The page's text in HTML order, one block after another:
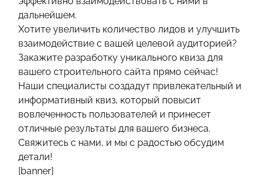
дальнейшем.
Хотите увеличить количество лидов и улучшить
взаимодействие с вашей целевой аудиторией?
Закажите разработку уникального квиза для
вашего строительного сайта прямо сейчас!
Наши специалисты создадут привлекательный и
информативный квиз, который повысит
вовлеченность пользователей и принесет
отличные результаты для вашего бизнеса.
Свяжитесь с нами, и мы с радостью обсудим
детали!
[banner]